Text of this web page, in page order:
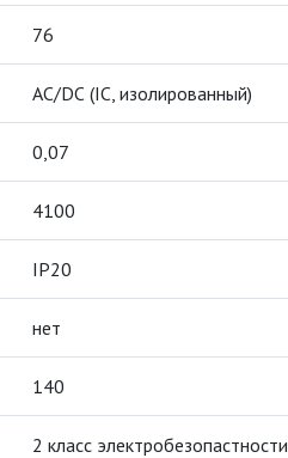
76
АС/DС (IC, изолированный)
0,07
4100
IP20
нет
140
2 класс электробезопастности